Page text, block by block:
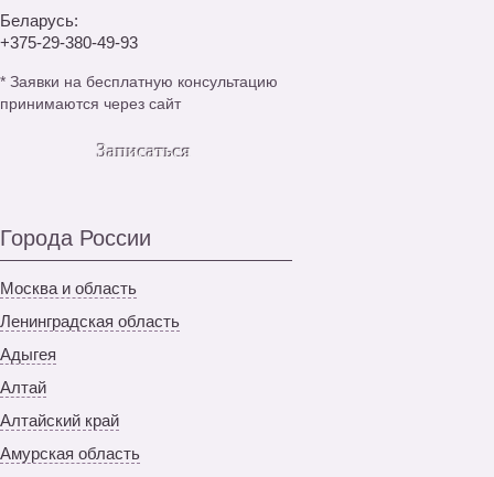
Беларусь:
+375-29-380-49-93
* Заявки на бесплатную консультацию
принимаются через сайт
Записаться
Города России
Москва и область
Ленинградская область
Адыгея
Алтай
Алтайский край
Амурская область